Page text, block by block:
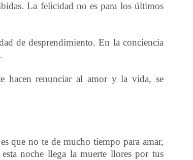
La felicidad no es para los últimos
de desprendimiento. En la conciencia
hacen renunciar al amor y la vida, se
que no te de mucho tiempo para amar,
noche llega la muerte llores por tus